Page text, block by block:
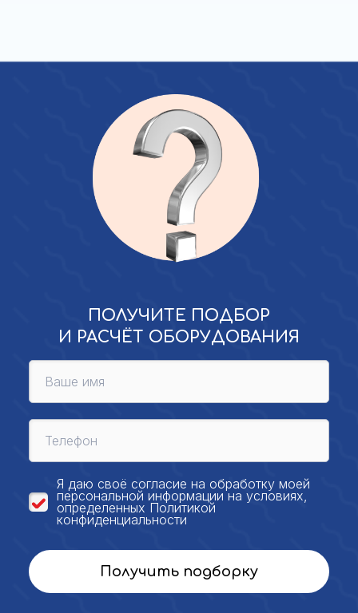
ПОЛУЧИТЕ ПОДБОР
И РАСЧЁТ ОБОРУДОВАНИЯ
Я даю своё согласие на обработку моей
персональной информации на условиях,
определенных Политикой
конфиденциальности
Получить подборку